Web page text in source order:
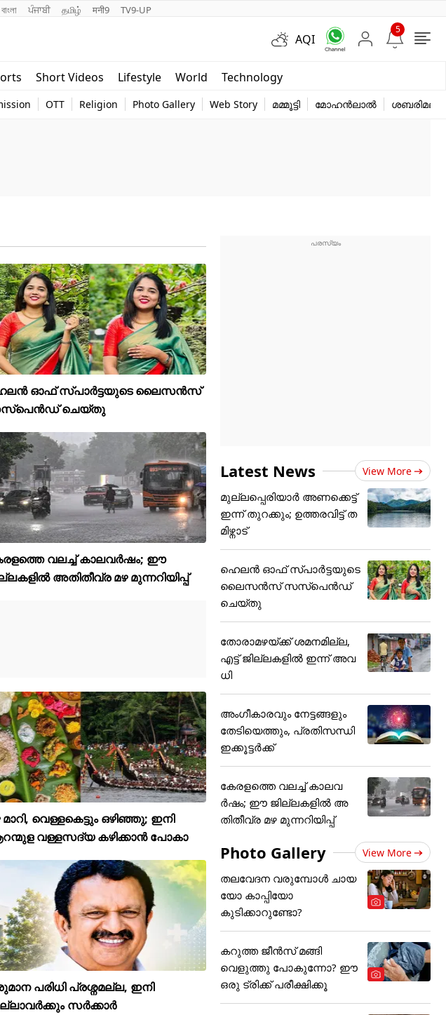
বাংলা ਪੰਜਾਬੀ தமிழ் मनी9 TV9-UP
AQI
5
Short Videos Lifestyle World Technology
Web Story
OTT Religion Photo Gallery Web Story മമ്മൂട്ടി മോഹൻലാൽ ശബരിമല
ഓഫ് സ്പാര്‍ട്ടയുടെ ലൈസന്‍സ്
ചെയ്തു
വലച്ച് കാലവര്‍ഷം; ഈ
അതിതീവ്ര മഴ മുന്നറിയിപ്പ്
മാറി, വെള്ളകെട്ടും ഒഴിഞ്ഞു; ഇനി
വള്ളസദ്യ കഴിക്കാൻ പോകാ
പരിധി പ്രശ്നമല്ല, ഇനി
സർക്കാർ
Latest News View More
മുല്ലപ്പെരിയാർ അണക്കെട്ട്
ഇന്ന് തുറക്കും; ഉത്തരവിട്ട് ത
മിഴ്നാട്
ഹെലന്‍ ഓഫ് സ്പാര്‍ട്ടയുടെ
ലൈസന്‍സ് സസ്‌പെന്‍ഡ്
ചെയ്തു
തോരാമഴയ്ക്ക് ശമനമില്ല,
എട്ട് ജില്ലകളിൽ ഇന്ന് അവ
ധി
അംഗീകാരവും നേട്ടങ്ങളും
തേടിയെത്തും, പ്രതിസന്ധി
ഇക്കൂട്ടർക്ക്
കേരളത്തെ വലച്ച് കാലവ
ര്‍ഷം; ഈ ജില്ലകളിൽ അ
തിതീവ്ര മഴ മുന്നറിയിപ്പ്
Photo Gallery View More
തലവേദന വരുമ്പോൾ ചായ
യോ കാപ്പിയോ
കുടിക്കാറുണ്ടോ?
കറുത്ത ജീൻസ് മങ്ങി
വെളുത്തു പോകുന്നോ? ഈ
ഒരു ട്രിക്ക് പരീക്ഷിക്കൂ